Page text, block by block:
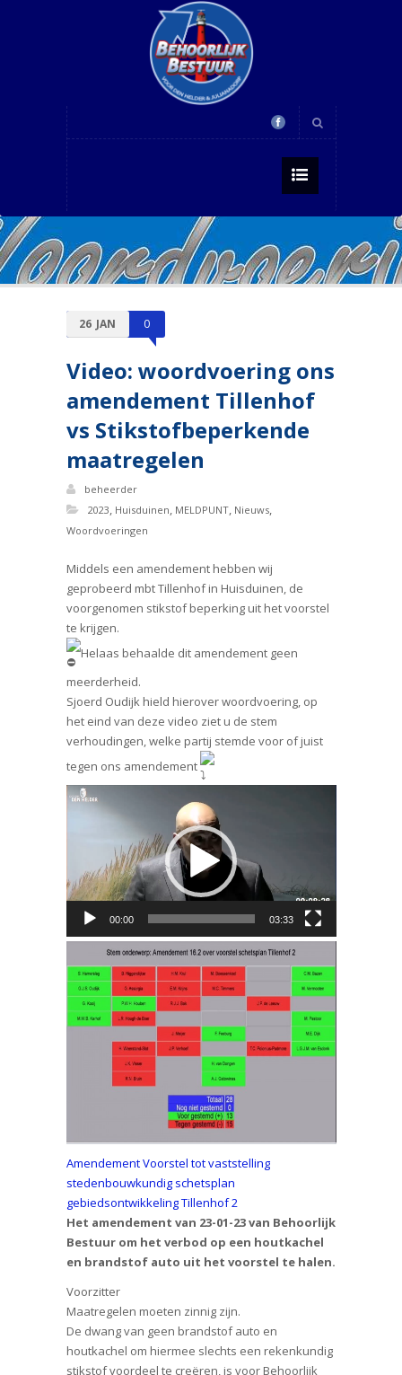
26 JAN 0
Video: woordvoering ons
amendement Tillenhof
vs Stikstofbeperkende
maatregelen
beheerder
2023, Huisduinen, MELDPUNT, Nieuws,
Woordvoeringen
Middels een amendement hebben wij
geprobeerd mbt Tillenhof in Huisduinen, de
voorgenomen stikstof beperking uit het voorstel
te krijgen.
Helaas behaalde dit amendement geen
meerderheid.
Sjoerd Oudijk hield hierover woordvoering, op
het eind van deze video ziet u de stem
verhoudingen, welke partij stemde voor of juist
tegen ons amendement
Videospeler
00:00 03:33
Amendement Voorstel tot vaststelling
stedenbouwkundig schetsplan
gebiedsontwikkeling Tillenhof 2
Het amendement van 23-01-23 van Behoorlijk
Bestuur om het verbod op een houtkachel
en brandstof auto uit het voorstel te halen.
Voorzitter
Maatregelen moeten zinnig zijn.
De dwang van geen brandstof auto en
houtkachel om hiermee slechts een rekenkundig
stikstof voordeel te creëren, is voor Behoorlijk